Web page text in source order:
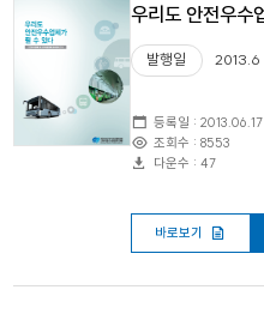
발행일 2013.6
등록일 : 2013.06.17
조회수 : 8553
다운수 : 47
바로보기